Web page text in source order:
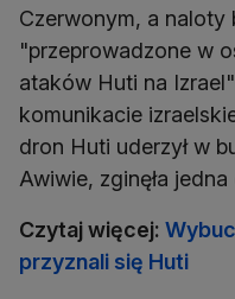
Czerwonym, a naloty
"przeprowadzone w
ataków Huti na
komunikacie
dron Huti uderzył w
Awiwie, zginęła
Czytaj więcej:
przyznali się Huti